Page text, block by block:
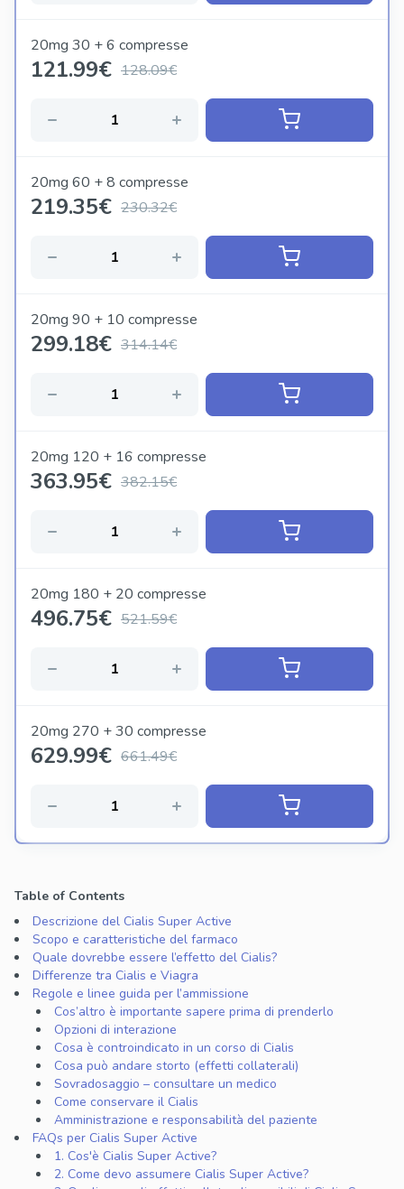
20mg 30 + 6 compresse
121.99€ 128.09€
20mg 60 + 8 compresse
219.35€ 230.32€
20mg 90 + 10 compresse
299.18€ 314.14€
20mg 120 + 16 compresse
363.95€ 382.15€
20mg 180 + 20 compresse
496.75€ 521.59€
20mg 270 + 30 compresse
629.99€ 661.49€
Table of Contents
Descrizione del Cialis Super Active
Scopo e caratteristiche del farmaco
Quale dovrebbe essere l’effetto del Cialis?
Differenze tra Cialis e Viagra
Regole e linee guida per l’ammissione
Cos’altro è importante sapere prima di prenderlo
Opzioni di interazione
Cosa è controindicato in un corso di Cialis
Cosa può andare storto (effetti collaterali)
Sovradosaggio – consultare un medico
Come conservare il Cialis
Amministrazione e responsabilità del paziente
FAQs per Cialis Super Active
1. Cos'è Cialis Super Active?
2. Come devo assumere Cialis Super Active?